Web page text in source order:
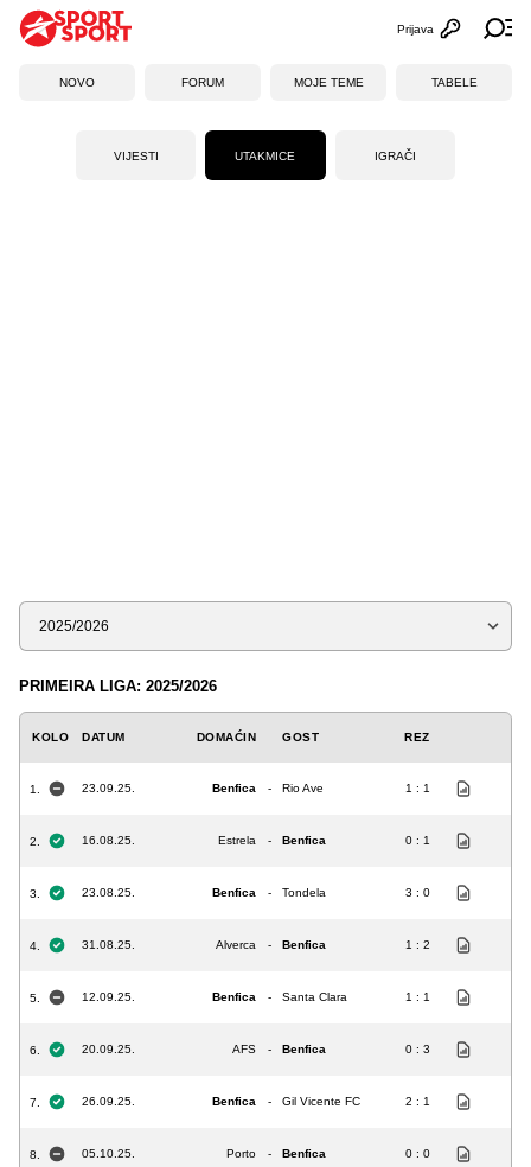
Otvori
Prijava
NOVO FORUM MOJE TEME TABELE
VIJESTI UTAKMICE IGRAČI
Sezona
PRIMEIRA LIGA: 2025/2026
KOLO DATUM DOMAĆIN GOST REZ
1. 23.09.25. Benfica - Rio Ave 1 : 1
2. 16.08.25. Estrela - Benfica 0 : 1
3. 23.08.25. Benfica - Tondela 3 : 0
4. 31.08.25. Alverca - Benfica 1 : 2
5. 12.09.25. Benfica - Santa Clara 1 : 1
6. 20.09.25. AFS - Benfica 0 : 3
7. 26.09.25. Benfica - Gil Vicente FC 2 : 1
8. 05.10.25. Porto - Benfica 0 : 0